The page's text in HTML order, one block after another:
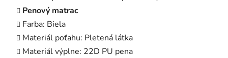
Penový matrac
Farba: Biela
Materiál poťahu: Pletená látka
Materiál výplne: 22D PU pena